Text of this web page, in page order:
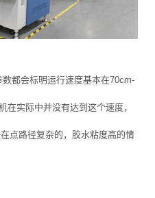
会标明运行速度基本在70cm-
在实际中并没有达到这个速度，
点路径复杂的，胶水粘度高的情